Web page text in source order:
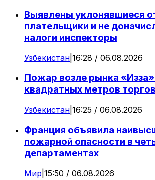
Выявлены уклонявшиеся
плательщики и не
налоги инспекторы
Узбекистан 16:28 / 06.08.2026
Пожар возле рынка
квадратных метров
Узбекистан 16:25 / 06.08.2026
Франция объявила
пожарной опасности в
департаментах
Мир 15:50 / 06.08.2026